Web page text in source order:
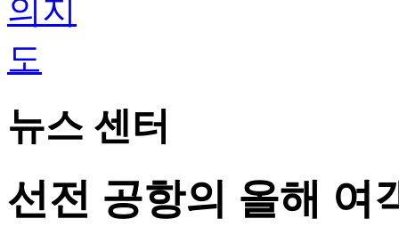
뉴스 센터
선전 공항의 올해 여